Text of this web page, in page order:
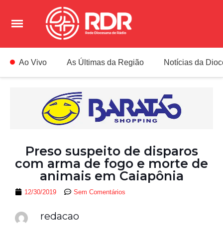
Ao Vivo As Últimas da Região Notícias da
Preso suspeito de disparos
com arma de fogo e morte de
animais em Caiapônia
12/30/2019 Sem Comentários
redacao